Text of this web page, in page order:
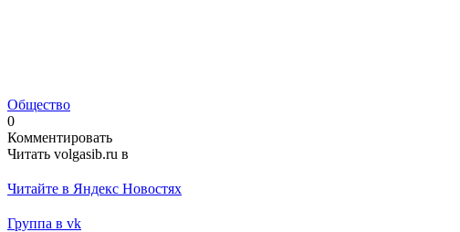
Общество
0
Комментировать
Читать volgasib.ru в
Читайте в Яндекс Новостях
Группа в vk